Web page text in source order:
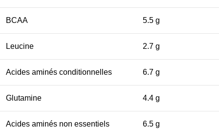
BCAA 5.5 g
Leucine 2.7 g
Acides aminés conditionnelles 6.7 g
Glutamine 4.4 g
Acides aminés non essentiels 6.5 g